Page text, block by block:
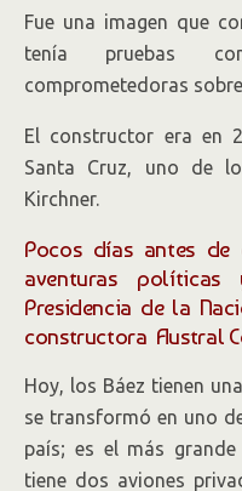
Fue una imagen que
tenía pruebas
comprometedoras
El constructor era en
Santa Cruz, uno de
Kirchner.
Pocos días antes
aventuras
Presidencia de la
constructora Austral
Hoy, los Báez tienen
se transformó en uno
país; es el más
tiene dos aviones